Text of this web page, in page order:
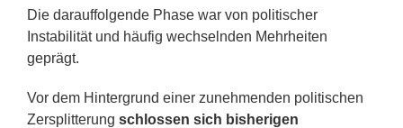
Die darauffolgende Phase war von politischer
Instabilität und häufig wechselnden Mehrheiten
geprägt.
Vor dem Hintergrund einer zunehmenden politischen
Zersplitterung schlossen sich bisherigen